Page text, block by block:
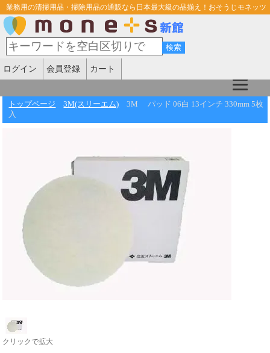
業務用の清掃用品・掃除用品の通販なら日本最大級の品揃え！おそうじモネッツ
ログイン 会員登録 カート
トップページ 3M(スリーエム)
3M パッド 06白 13インチ 330mm 5枚
入
クリックで拡大